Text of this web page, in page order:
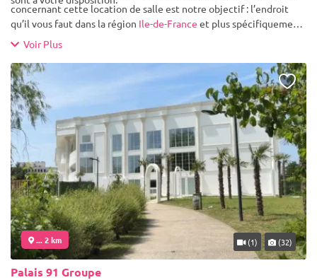
concernant cette location de salle est notre objectif : l’endroit
qu’il vous faut dans la région Ile-de-France et plus spécifiquement
le département
exemple ? Votre commune, Ris Orangis, dénombre en tout 24 612
habitants, et de belles pépites sont à votre disposition vos futurs
événements. Ainsi, réaliser une
location de bateau pour un
anniversaire de mariage sur Ris Orangisne sera qu’une formalité
! Notre listing contient des lieux dédiés aux dîners intimistes,
comme des domaines aptes à accueillir plus de trois mille
personnes. Pour une organisation encore facilitée, un traiteur
vous pourra être conseillé lors de votre location de salle sur Ris
Orangis.
Voir Plus
... 2 km (1) (32)
Palais 91 Groupe